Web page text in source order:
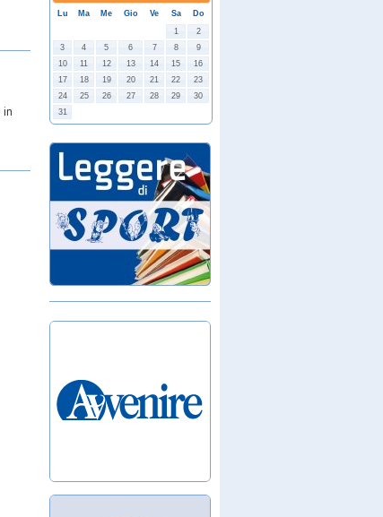
in
Lu Ma Me Gio Ve Sa
Do
1
2
3
4 5 6 7 8
9
10
11 12 13 14 15
16
17
18 19 20 21 22
23
24
25 26 27 28 29
30
31